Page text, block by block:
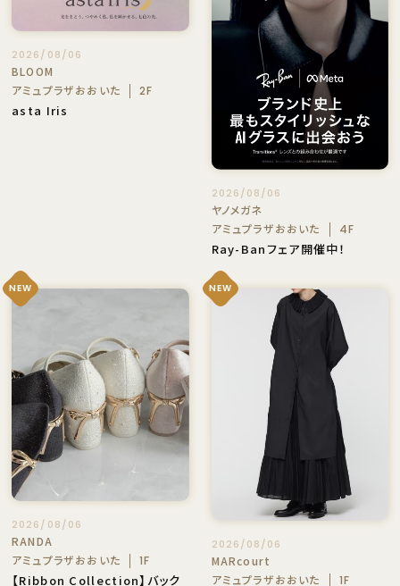
2026/08/06
BLOOM
アミュプラザおおいた
2F
asta Iris
2026/08/06
ヤノメガネ
アミュプラザおおいた
4F
Ray-Banフェア開催中！
NEW
2026/08/06
RANDA
アミュプラザおおいた
1F
【Ribbon Collection】バック
NEW
2026/08/06
MARcourt
アミュプラザおおいた
1F